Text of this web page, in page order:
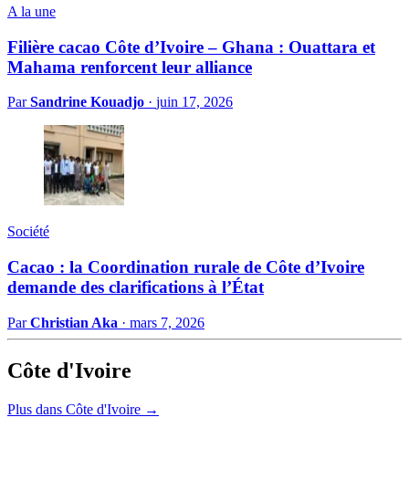
A la une
Filière cacao Côte d’Ivoire – Ghana : Ouattara et
Mahama renforcent leur alliance
ParSandrine Kouadjo · juin 17, 2026
Société
Cacao : la Coordination rurale de Côte d’Ivoire
demande des clarifications à l’État
ParChristian Aka · mars 7, 2026
Côte d'Ivoire
Plus dans Côte d'Ivoire →